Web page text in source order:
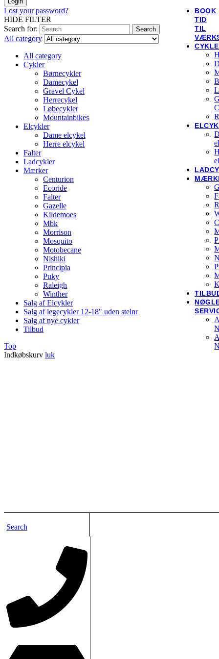
BOOK
TID
TIL
Search
Lost your password?
HIDE FILTER
Search for:
Search
All category
All category
Cykler
Børnecykler
Damecykel
Gravel Cykel
Herrecykel
Løbecykler
Mountainbikes
Elcykler
Dame elcykel
Herre elcykel
Falter
Ladcykler
Mærker
Centurion
Ecoride
Falter
Gazelle
Kildemoes
Mbk
Morrison
Mosquito
Motobecane
Nishiki
Principia
Puky
Raleigh
Winther
Salg af Elcykler
Salg af legecykler 12-18" uden stelnr
Salg af nye cykler
Tilbud
Top
Indkøbskurv luk